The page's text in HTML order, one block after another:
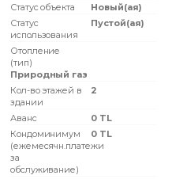
Статус объекта
Новый(ая)
Статус
использования
Пустой(ая)
Отопление
(тип)
Природный газ
Кол-во этажей в
здании
2
Аванс
0 TL
Кондоминимум
(ежемесячн.платежи
за
обслуживание)
0 TL